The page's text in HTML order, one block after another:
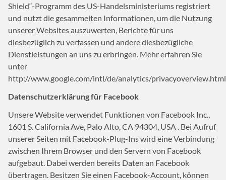
Shield“-Programm des US-Handelsministeriums registriert
und nutzt die gesammelten Informationen, um die Nutzung
unserer Websites auszuwerten, Berichte für uns
diesbezüglich zu verfassen und andere diesbezügliche
Dienstleistungen an uns zu erbringen. Mehr erfahren Sie
unter
http://www.google.com/intl/de/analytics/
Datenschutzerklärung für Facebook
Unsere Website verwendet Funktionen von Facebook Inc.,
1601 S. California Ave, Palo Alto, CA 94304, USA . Bei Aufruf
unserer Seiten mit Facebook-Plug-Ins wird eine Verbindung
zwischen Ihrem Browser und den Servern von Facebook
aufgebaut. Dabei werden bereits Daten an Facebook
übertragen. Besitzen Sie einen Facebook-Account, können